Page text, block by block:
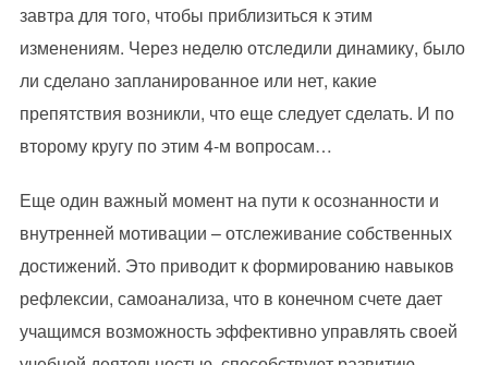
завтра для того, чтобы приблизиться к этим
изменениям. Через неделю отследили динамику, было
ли сделано запланированное или нет, какие
препятствия возникли, что еще следует сделать. И по
второму кругу по этим 4-м вопросам…
Еще один важный момент на пути к осознанности и
внутренней мотивации – отслеживание собственных
достижений. Это приводит к формированию навыков
рефлексии, самоанализа, что в конечном счете дает
учащимся возможность эффективно управлять своей